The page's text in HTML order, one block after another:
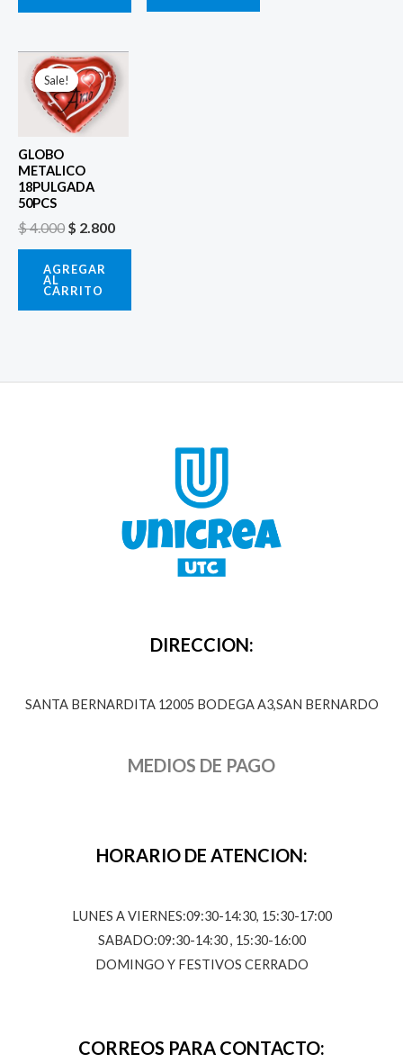
Sale!
Sale!
GLOBO
METALICO
18PULGADA
50PCS
$4.000
El
precio
original
era:
$ 4.000.
$ 2.800
precio
actual
AGREGAR
AL
CARRITO
DIRECCION:
SANTA BERNARDITA 12005 BODEGA A3,SAN BERNARDO
MEDIOS DE PAGO
HORARIO DE ATENCION:
LUNES A VIERNES:09:30-14:30, 15:30-17:00
SABADO:09:30-14:30 , 15:30-16:00
DOMINGO Y FESTIVOS CERRADO
CORREOS PARA CONTACTO: